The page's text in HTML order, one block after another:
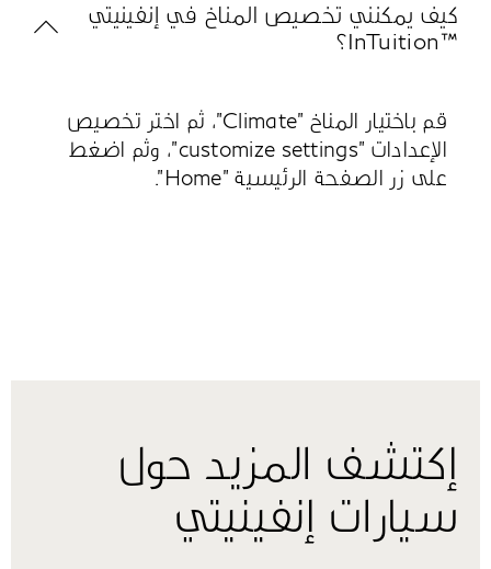
كيف يمكنني تخصيص المناخ في إنفينيتي
™InTuition؟
قم باختيار المناخ "Climate"، ثم اختر تخصيص
الإعدادات "customize settings"، وثم اضغط
على زر الصفحة الرئيسية "Home".
إكتشف المزيد حول
سيارات إنفينيتي